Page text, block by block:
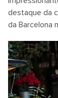
destaque da
da Barcelona